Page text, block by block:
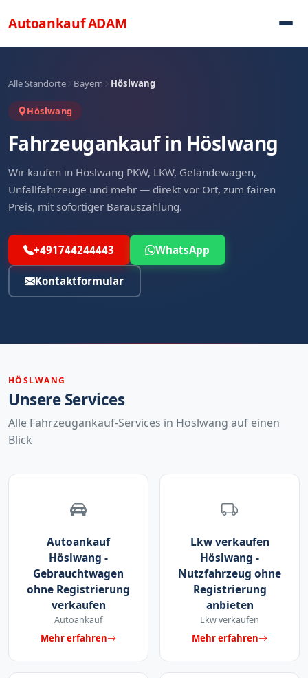
AutoankaufADAM
Alle Standorte Bayern Höslwang
Höslwang
Fahrzeugankauf in Höslwang
Wir kaufen in Höslwang PKW, LKW, Geländewagen,
Unfallfahrzeuge und mehr — direkt vor Ort, zum fairen
Preis, mit sofortiger Barauszahlung.
+491744244443 WhatsApp
Kontaktformular
HÖSLWANG
Unsere Services
Alle Fahrzeugankauf-Services in Höslwang auf einen
Blick
Autoankauf
Höslwang -
Gebrauchtwagen
ohne Registrierung
verkaufen
Autoankauf
Mehr erfahren
Lkw verkaufen
Höslwang -
Nutzfahrzeug ohne
Registrierung
anbieten
Lkw verkaufen
Mehr erfahren